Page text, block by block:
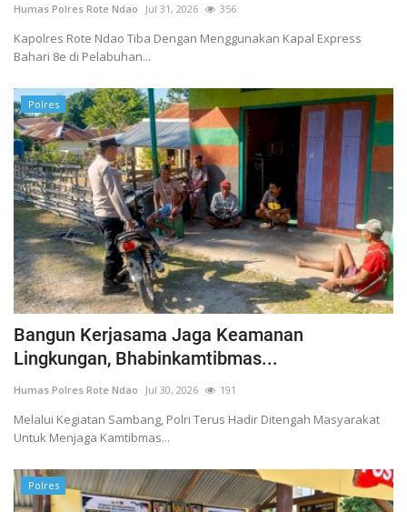
Humas Polres Rote Ndao Jul 31, 2026 356
Kapolres Rote Ndao Tiba Dengan Menggunakan Kapal Express
Bahari 8e di Pelabuhan...
Polres
Bangun Kerjasama Jaga Keamanan
Lingkungan, Bhabinkamtibmas...
Humas Polres Rote Ndao Jul 30, 2026 191
Melalui Kegiatan Sambang, Polri Terus Hadir Ditengah Masyarakat
Untuk Menjaga Kamtibmas...
Polres